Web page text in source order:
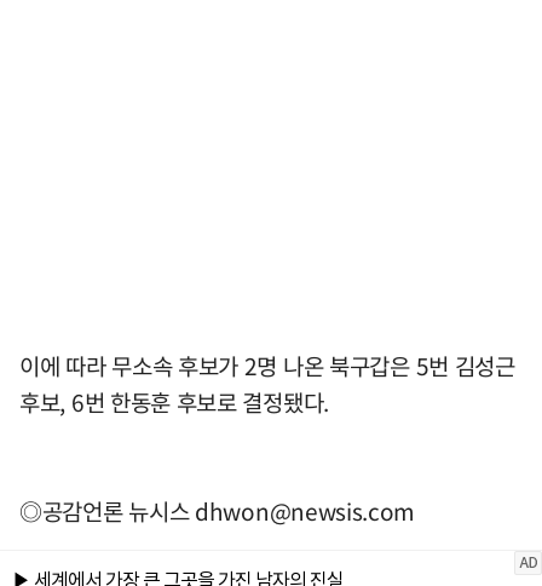
이에 따라 무소속 후보가 2명 나온 북구갑은 5번 김성근
후보, 6번 한동훈 후보로 결정됐다.
◎공감언론 뉴시스dhwon@newsis.com